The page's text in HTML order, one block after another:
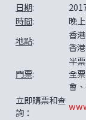
日期:
時間:
晚
地點:
香
香
門票:
半
全
會、
立即購票和查
詢：